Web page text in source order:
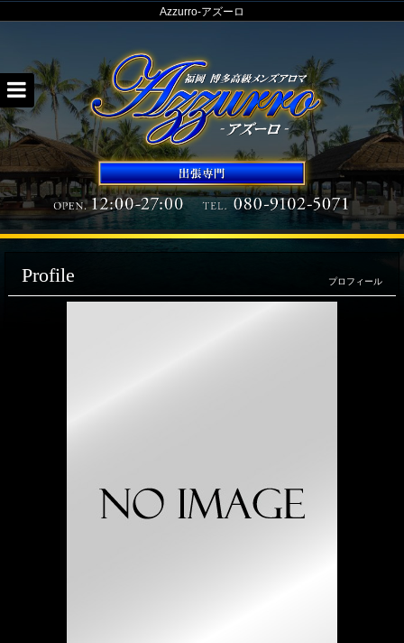
Azzurro-アズーロ
Azzurro-
ア
Profile プロフィール